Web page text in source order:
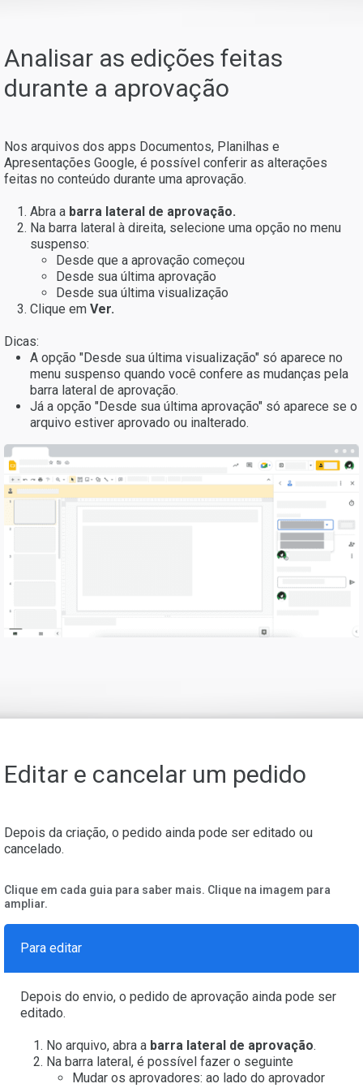
Analisar as edições feitas
durante a aprovação
Nos arquivos dos apps Documentos, Planilhas e
Apresentações Google, é possível conferir as alterações
feitas no conteúdo durante uma aprovação.
Abra a barra lateral de aprovação.
Na barra lateral à direita, selecione uma opção no menu
suspenso:
Desde que a aprovação começou
Desde sua última aprovação
Desde sua última visualização
Clique em Ver.
Dicas:
A opção "Desde sua última visualização" só aparece no
menu suspenso quando você confere as mudanças pela
barra lateral de aprovação.
Já a opção "Desde sua última aprovação" só aparece se o
arquivo estiver aprovado ou inalterado.
Editar e cancelar um pedido
Depois da criação, o pedido ainda pode ser editado ou
cancelado.
Clique em cada guia para saber mais. Clique na imagem para
ampliar.
Para editar
Depois do envio, o pedido de aprovação ainda pode ser
editado.
No arquivo, abra a barra lateral de aprovação.
Na barra lateral, é possível fazer o seguinte
Mudar os aprovadores: ao lado do aprovador